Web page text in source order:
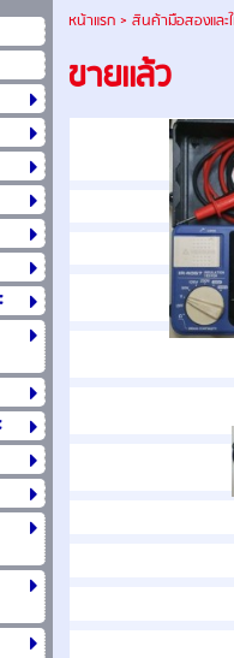
หน้าแรก> สินค้ามือสองและใ
ขายเเล้ว